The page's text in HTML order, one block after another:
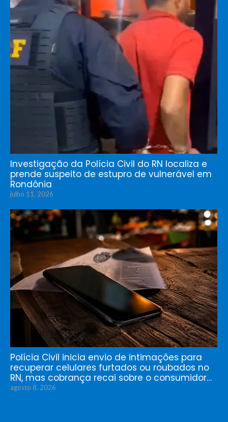
Investigação da Polícia Civil do RN localiza e
prende suspeito de estupro de vulnerável em
Rondônia
julho 11, 2026
Polícia Civil inicia envio de intimações para
recuperar celulares furtados ou roubados no
RN, mas cobrança recai sobre o consumidor…
agosto 8, 2026